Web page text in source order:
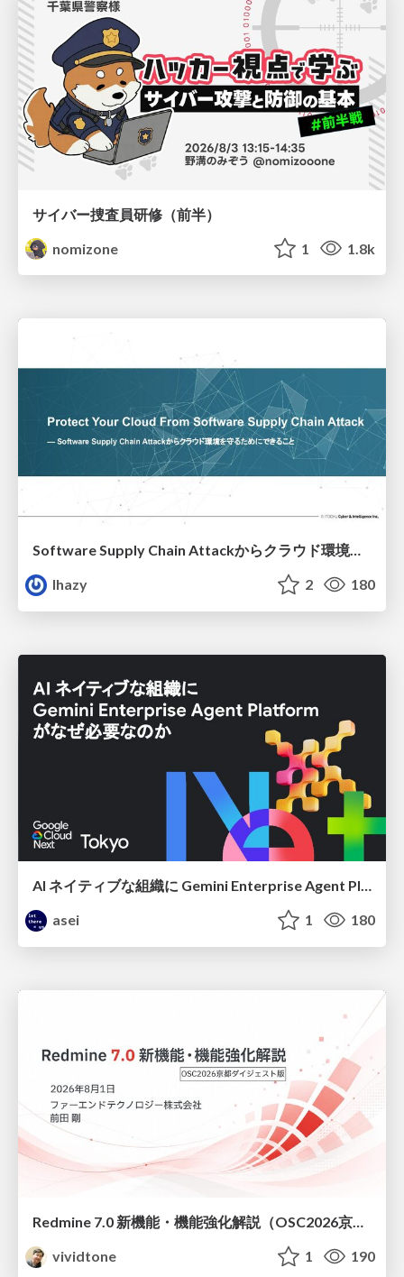
サイバー捜査員研修（前半）
nomizone
1 1.8k
Software Supply Chain Attackからクラウド環境を守るためにできること
lhazy
2 180
AI ネイティブな組織に Gemini Enterprise Agent Platform がなぜ必要なのか
asei
1 180
vividtone
1 190